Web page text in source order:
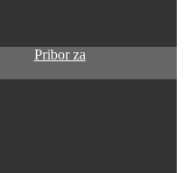
Pribor za